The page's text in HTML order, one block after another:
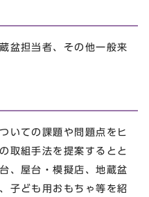
盆担当者、その他一般来
いての課題や問題点をヒ
取組手法を提案するとと
、屋台・模擬店、地蔵盆
子ども用おもちゃ等を紹